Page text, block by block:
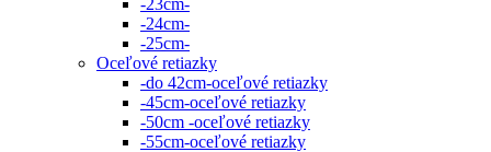
-24cm-
-25cm-
Oceľové retiazky
-do 42cm-oceľové retiazky
-45cm-oceľové retiazky
-50cm -oceľové retiazky
-55cm-oceľové retiazky